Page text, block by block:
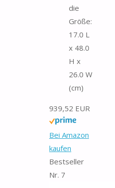
die
Größe:
17.0 L
x 48.0
H x
26.0 W
(cm)
939,52 EUR
Bei Amazon
kaufen
Bestseller
Nr. 7